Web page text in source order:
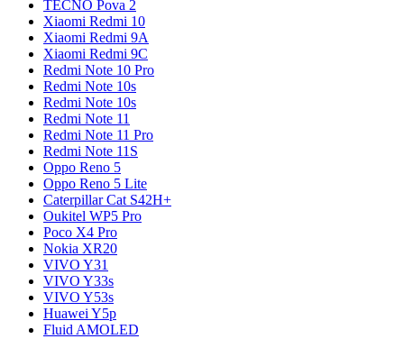
TECNO Pova 2
Xiaomi Redmi 10
Xiaomi Redmi 9A
Xiaomi Redmi 9C
Redmi Note 10 Pro
Redmi Note 10s
Redmi Note 10s
Redmi Note 11
Redmi Note 11 Pro
Redmi Note 11S
Oppo Reno 5
Oppo Reno 5 Lite
Caterpillar Cat S42H+
Oukitel WP5 Pro
Poco X4 Pro
Nokia XR20
VIVO Y31
VIVO Y33s
VIVO Y53s
Huawei Y5p
Fluid AMOLED